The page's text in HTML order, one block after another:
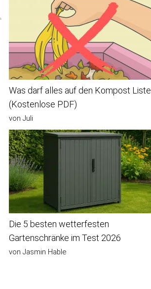
Was darf alles auf den Kompost Liste
(Kostenlose PDF)
von Juli
Die 5 besten wetterfesten
Gartenschränke im Test 2026
von Jasmin Hable